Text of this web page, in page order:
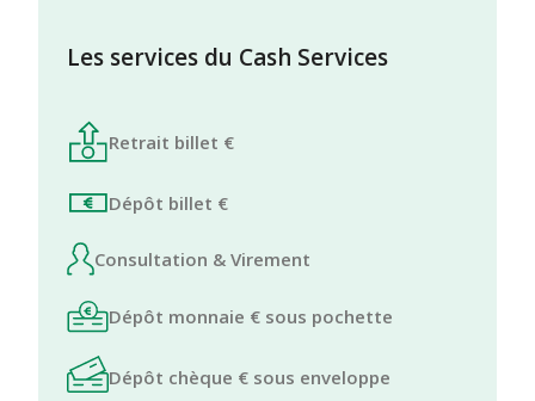
Les services du Cash Services
Retrait billet €
Dépôt billet €
Consultation & Virement
Dépôt monnaie € sous pochette
Dépôt chèque € sous enveloppe